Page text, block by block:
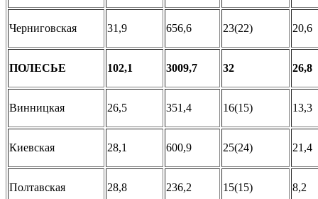
Черниговская 31,9 656,6 23(22) 20,6
ПОЛЕСЬЕ 102,1 3009,7 32 26,8
Винницкая 26,5 351,4 16(15) 13,3
Киевская 28,1 600,9 25(24) 21,4
Полтавская 28,8 236,2 15(15) 8,2